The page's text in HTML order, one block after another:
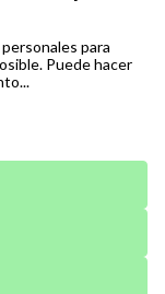
para
Puede hacer